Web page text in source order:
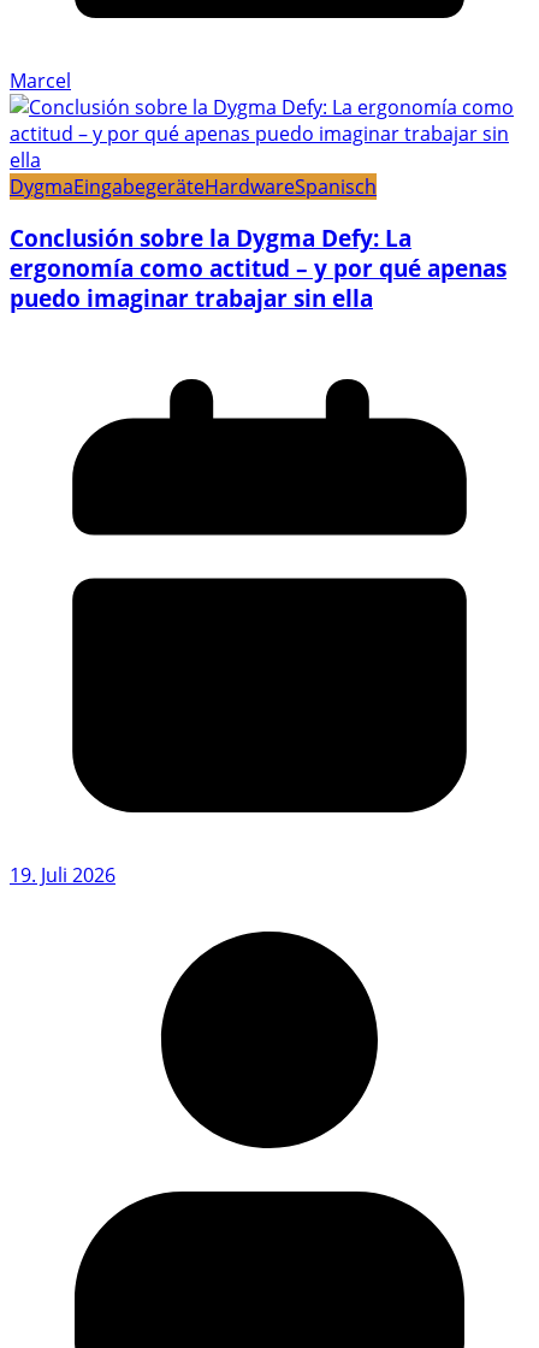
Marcel
DygmaEingabegeräteHardwareSpanisch
Conclusión sobre la Dygma Defy: La
ergonomía como actitud – y por qué apenas
puedo imaginar trabajar sin ella
19. Juli 2026